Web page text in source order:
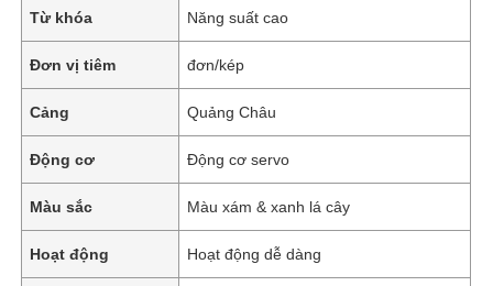
Từ khóa Năng suất cao
Đơn vị tiêm đơn/kép
Cảng Quảng Châu
Động cơ Động cơ servo
Màu sắc Màu xám & xanh lá cây
Hoạt động Hoạt động dễ dàng